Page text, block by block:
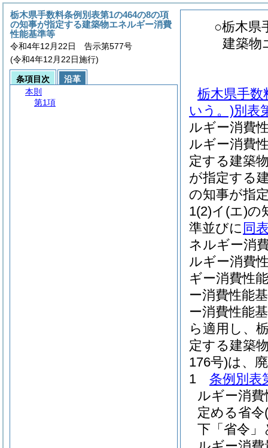
○栃木県
建築物
栃木県手数
いう。)別表
ルギー消費
ルギー消費
定する建築
が指定する
の知事が指
1(2)イ(エ)の
準並びに 同
ネルギー消
ルギー消費
ギー消費性
ー消費性能
ー消費性能
ら適用し、
定する建築
176号)は、
1 条例別表
ルギー消
定める省令
下「省令」
栃木県手数料条例別表第1の464の8の項
の知事が指定する建築物エネルギー消費
性能基準等
令和4年12月22日 告示第577号
(令和4年12月22日施行)
条項目次
沿革
本則
第1項